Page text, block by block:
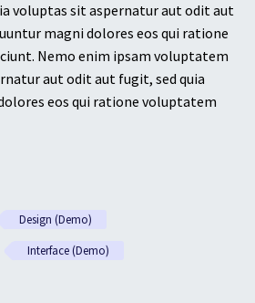
voluptas sit aspernatur aut odit aut
magni dolores eos qui ratione
Nemo enim ipsam voluptatem
aut odit aut fugit, sed quia
eos qui ratione voluptatem
Design (Demo)
Interface (Demo)